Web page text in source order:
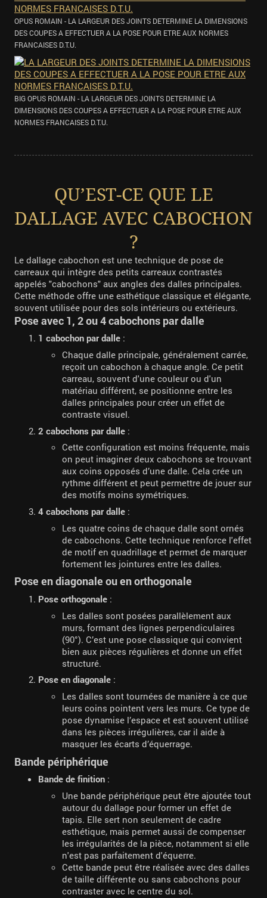
OPUS ROMAIN - LA LARGEUR DES JOINTS DETERMINE LA DIMENSIONS
DES COUPES A EFFECTUER A LA POSE POUR ETRE AUX NORMES
FRANCAISES D.T.U.
BIG OPUS ROMAIN - LA LARGEUR DES JOINTS DETERMINE LA
DIMENSIONS DES COUPES A EFFECTUER A LA POSE POUR ETRE AUX
NORMES FRANCAISES D.T.U.
QU’EST-CE QUE LE
DALLAGE AVEC CABOCHON
?
Le dallage cabochon est une technique de pose de
carreaux qui intègre des petits carreaux contrastés
appelés "cabochons" aux angles des dalles principales.
Cette méthode offre une esthétique classique et élégante,
souvent utilisée pour des sols intérieurs ou extérieurs.
Pose avec 1, 2 ou 4 cabochons par dalle
1 cabochon par dalle :
Chaque dalle principale, généralement carrée,
reçoit un cabochon à chaque angle. Ce petit
carreau, souvent d'une couleur ou d'un
matériau différent, se positionne entre les
dalles principales pour créer un effet de
contraste visuel.
2 cabochons par dalle :
Cette configuration est moins fréquente, mais
on peut imaginer deux cabochons se trouvant
aux coins opposés d’une dalle. Cela crée un
rythme différent et peut permettre de jouer sur
des motifs moins symétriques.
4 cabochons par dalle :
Les quatre coins de chaque dalle sont ornés
de cabochons. Cette technique renforce l'effet
de motif en quadrillage et permet de marquer
fortement les jointures entre les dalles.
Pose en diagonale ou en orthogonale
Pose orthogonale :
Les dalles sont posées parallèlement aux
murs, formant des lignes perpendiculaires
(90°). C’est une pose classique qui convient
bien aux pièces régulières et donne un effet
structuré.
Pose en diagonale :
Les dalles sont tournées de manière à ce que
leurs coins pointent vers les murs. Ce type de
pose dynamise l’espace et est souvent utilisé
dans les pièces irrégulières, car il aide à
masquer les écarts d’équerrage.
Bande périphérique
Bande de finition :
Une bande périphérique peut être ajoutée tout
autour du dallage pour former un effet de
tapis. Elle sert non seulement de cadre
esthétique, mais permet aussi de compenser
les irrégularités de la pièce, notamment si elle
n'est pas parfaitement d'équerre.
Cette bande peut être réalisée avec des dalles
de taille différente ou sans cabochons pour
contraster avec le centre du sol.